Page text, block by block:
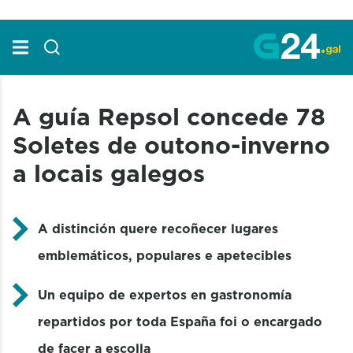
A guía Repsol concede 78
Soletes de outono-inverno
a locais galegos
A distinción quere recoñecer lugares
emblemáticos, populares e apetecibles
Un equipo de expertos en gastronomía
repartidos por toda España foi o encargado
de facer a escolla